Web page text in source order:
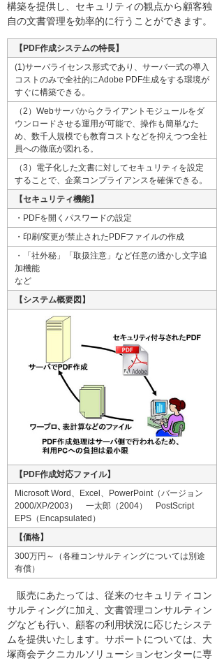
構築を提供し、セキュリティの観点から顧客独
自の文書管理を効率的に行うことができます。
【PDF作成システムの特長】
(1)サーバライセンス形式であり、サーバ一式の導入
コストのみで全社的にAdobe PDF生成をする環境が
すぐに構築できる。
（2）Webサーバからクライアントモジュールをダ
ウンロードさせる運用が可能で、操作も簡単なた
め、数千人規模でも教育コストなどを抑えつつ全社
員への徹底が図れる。
（3）電子化した文書に対してセキュリティを設定
することで、企業コンプライアンスを確保できる。
【セキュリティ機能】
・PDFを開くパスワードの設定
・印刷/変更が禁止されたPDFファイルの作成
・「社外秘」「取扱注意」など任意の透かし文字追
加機能
など
【システム概要図】
【PDF作成対応ファイル】
Microsoft Word、Excel、PowerPoint（バージョン
2000/XP/2003） 一太郎（2004） PostScript
EPS（Encapsulated）
【価格】
300万円～（各種コンサルティングについては別途
有償）
販売にあたっては、従来のセキュリティコン
サルティングに加え、文書管理コンサルティン
グなども行い、顧客の利用状況に応じたシステ
ムを提供いたします。サポートについては、大
塚商会テクニカルソリューションセンターに専